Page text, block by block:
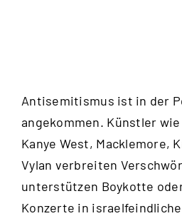
Antisemitismus ist in der
angekommen. Künstler
Kanye West, Macklemore,
Vylan verbreiten
unterstützen Boykotte
Konzerte in